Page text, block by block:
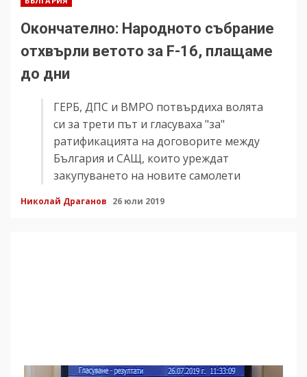
Окончателно: Народното събрание
отхвърли ветото за F-16, плащаме
до дни
ГЕРБ, ДПС и ВМРО потвърдиха волята
си за трети път и гласуваха "за"
ратификацията на договорите между
България и САЩ, които уреждат
закупуването на новите самолети
Николай Драганов 26 юли 2019